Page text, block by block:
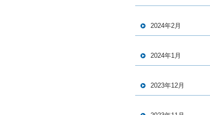
2024年2月
2024年1月
2023年12月